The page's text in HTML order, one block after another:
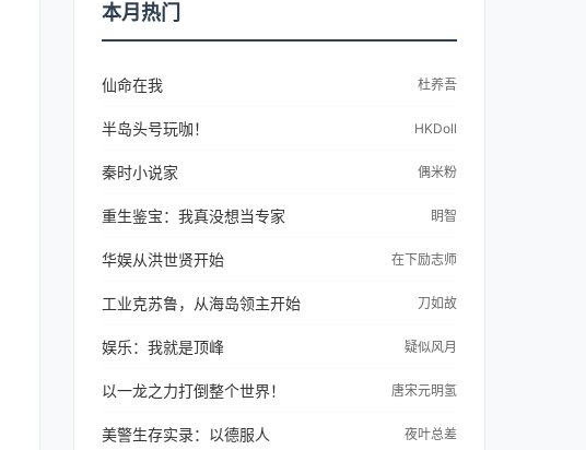
本月热门
仙命在我 杜养吾
半岛头号玩咖！ HKDoll
秦时小说家 偶米粉
重生鉴宝：我真没想当专家 眀智
华娱从洪世贤开始 在下励志师
工业克苏鲁，从海岛领主开始 刀如故
娱乐：我就是顶峰 疑似风月
以一龙之力打倒整个世界！ 唐宋元明氢
美警生存实录：以德服人 夜叶总差